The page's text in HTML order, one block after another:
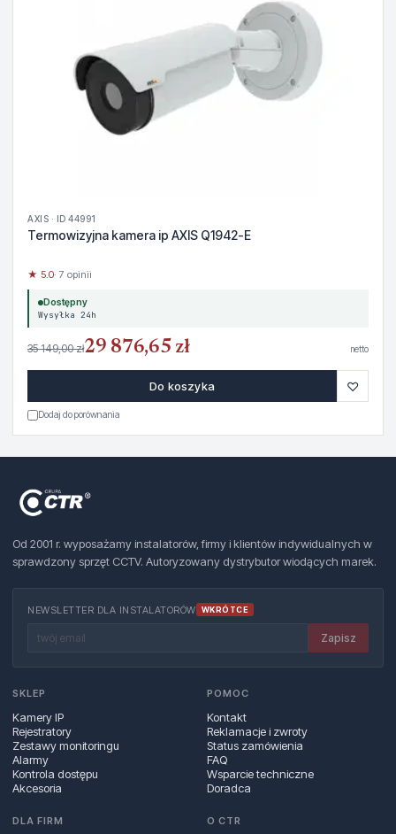
AXIS · ID 44991
Termowizyjna kamera ip AXIS Q1942-E
★ 5.0· 7 opinii
Dostępny
Wysyłka 24h
35 149,00 zł29 876,65 zł netto
Do koszyka ♡
Dodaj do porównania
Od 2001 r. wyposażamy instalatorów, firmy i klientów indywidualnych w
sprawdzony sprzęt CCTV. Autoryzowany dystrybutor wiodących marek.
NEWSLETTER DLA INSTALATORÓW WKRÓTCE
Zapisz
SKLEP
Kamery IP
Rejestratory
Zestawy monitoringu
Alarmy
Kontrola dostępu
Akcesoria
POMOC
Kontakt
Reklamacje i zwroty
Status zamówienia
FAQ
Wsparcie techniczne
Doradca
DLA FIRM O CTR